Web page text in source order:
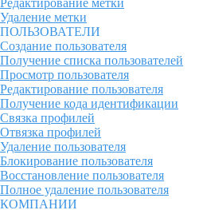
Редактирование метки
Удаление метки
ПОЛЬЗОВАТЕЛИ
Создание пользователя
Получение списка пользователей
Просмотр пользователя
Редактирование пользователя
Получение кода идентификации
Связка профилей
Отвязка профилей
Удаление пользователя
Блокирование пользователя
Восстановление пользователя
Полное удаление пользователя
КОМПАНИИ